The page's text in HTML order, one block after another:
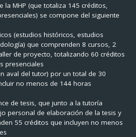
la MHP (que totaliza 145 créditos,
se compone del siguiente
(estudios históricos, estudios
que comprenden 8 cursos, 2
de proyecto, totalizando 60 créditos
presenciales
aval del tutor) por un total de 30
no menos de 144 horas
de tesis, que junto a la tutoría
personal de elaboración de la tesis y
55 créditos que incluyen no menos